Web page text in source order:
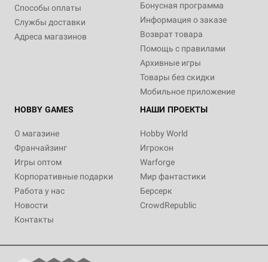
Способы оплаты
Службы доставки
Адреса магазинов
Бонусная программа
Информация о заказе
Возврат товара
Помощь с правилами
Архивные игры
Товары без скидки
Мобильное приложение
HOBBY GAMES
О магазине
Франчайзинг
Игры оптом
Корпоративные подарки
Работа у нас
Новости
Контакты
НАШИ ПРОЕКТЫ
Hobby World
Игрокон
Warforge
Мир фантастики
Берсерк
CrowdRepublic